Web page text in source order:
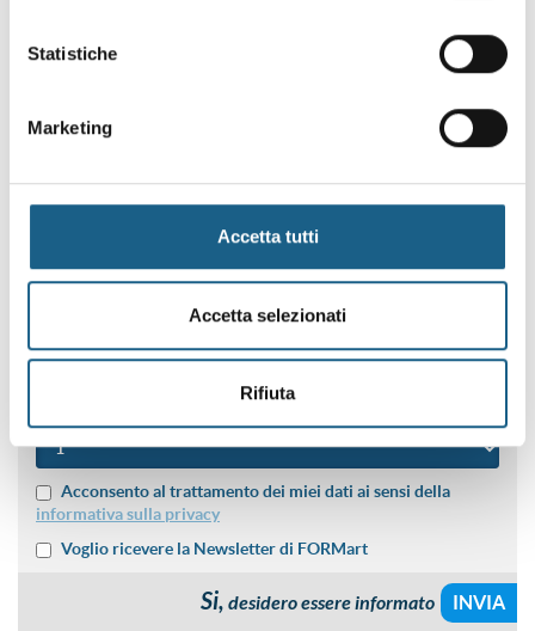
Statistiche
Marketing
Accetta tutti
Accetta selezionati
Rifiuta
NOME
Acconsento al trattamento dei miei dati ai sensi della
informativa sulla privacy
Voglio ricevere la Newsletter di FORMart
Si, desidero essere informato